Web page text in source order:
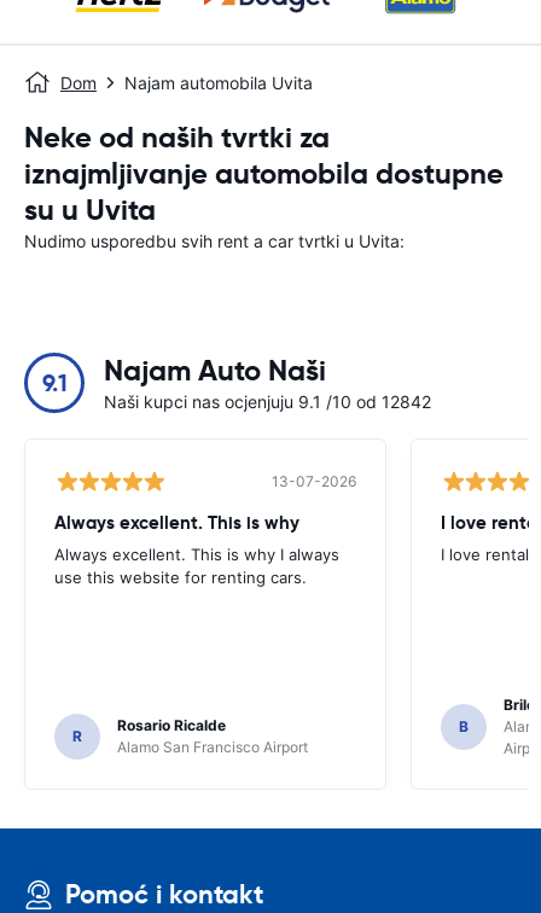
Dom Najam automobila Uvita
Neke od naših tvrtki za
iznajmljivanje automobila dostupne
su u Uvita
Nudimo usporedbu svih rent a car tvrtki u Uvita:
9.1 Najam Auto Naši
Naši kupci nas ocjenjuju 9.1 /10 od 12842
13-07-2026
Always excellent. This is why
Always excellent. This is why I always
use this website for renting cars.
R
Rosario Ricalde
Alamo San Francisco Airport
I love
I love rental
B
Pomoć i kontakt